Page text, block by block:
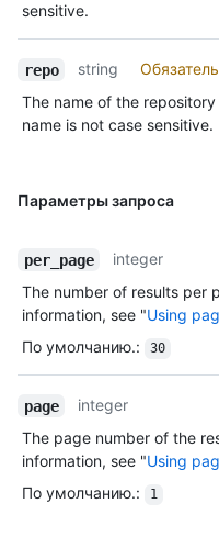
sensitive.
repo string
The name of the
name is not case sensitive.
Параметры запроса
per_page
integer
The number of results per
information, see "Using
По умолчанию.: 30
page
integer
The page number of the
information, see "Using
По умолчанию.: 1